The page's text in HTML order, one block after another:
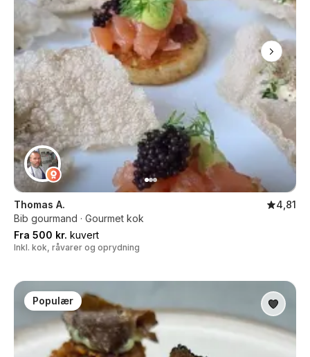
Thomas A.
4,81
Bib gourmand · Gourmet kok
Fra 500 kr. kuvert
Inkl. kok, råvarer og oprydning
Populær